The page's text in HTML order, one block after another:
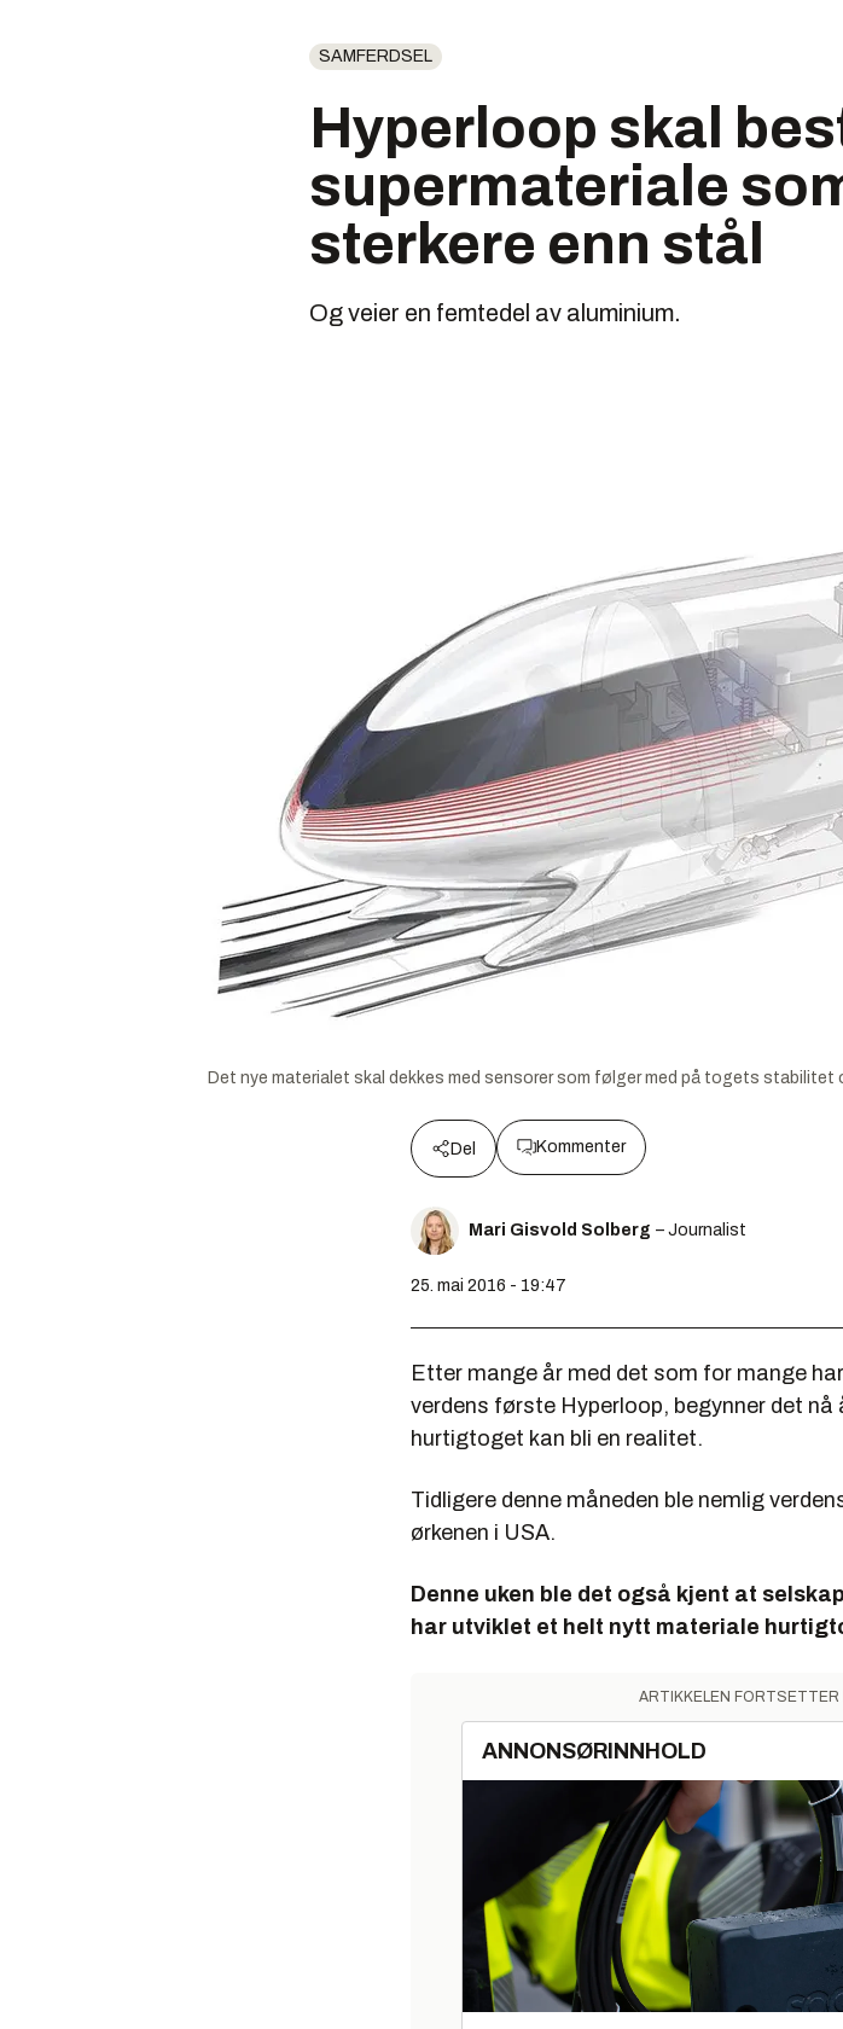
SAMFERDSEL
Hyperloop skal
supermateriale
sterkere enn stål
Og veier en femtedel av aluminium.
Det nye materialet skal dekkes med sensorer som følger med på togets
Del Kommenter
Mari Gisvold Solberg – Journalist
25. mai 2016 - 19:47
Etter mange år med det som for mange
verdens første Hyperloop, begynner det
hurtigtoget kan bli en realitet.
Tidligere denne måneden ble nemlig
ørkenen i USA.
Denne uken ble det også kjent at
har utviklet et helt nytt materiale
ARTIKKELEN
ANNONSØRINNHOLD